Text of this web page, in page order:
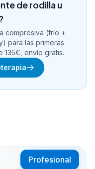
de rodilla u
compresiva (frío +
para las primeras
135€, envío gratis.
Profesional